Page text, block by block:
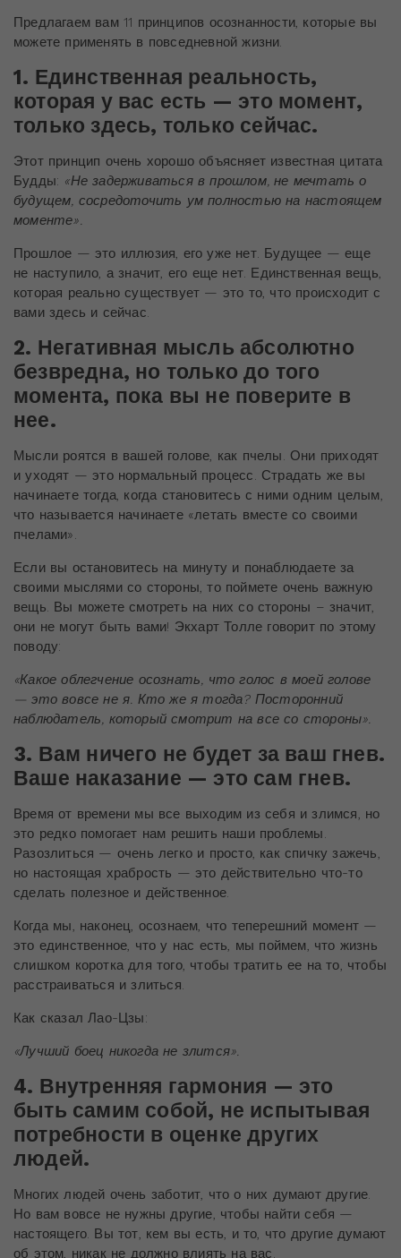
Предлагаем вам 11 принципов осознанности, которые вы
можете применять в повседневной жизни.
1. Единственная реальность,
которая у вас есть — это момент,
только здесь, только сейчас.
Этот принцип очень хорошо объясняет известная цитата
Будды: «Не задерживаться в прошлом, не мечтать о
будущем, сосредоточить ум полностью на настоящем
моменте».
Прошлое — это иллюзия, его уже нет. Будущее — еще
не наступило, а значит, его еще нет. Единственная вещь,
которая реально существует — это то, что происходит с
вами здесь и сейчас.
2. Негативная мысль абсолютно
безвредна, но только до того
момента, пока вы не поверите в
нее.
Мысли роятся в вашей голове, как пчелы. Они приходят
и уходят — это нормальный процесс. Страдать же вы
начинаете тогда, когда становитесь с ними одним целым,
что называется начинаете «летать вместе со своими
пчелами».
Если вы остановитесь на минуту и понаблюдаете за
своими мыслями со стороны, то поймете очень важную
вещь. Вы можете смотреть на них со стороны – значит,
они не могут быть вами! Экхарт Толле говорит по этому
поводу:
«Какое облегчение осознать, что голос в моей голове
— это вовсе не я. Кто же я тогда? Посторонний
наблюдатель, который смотрит на все со стороны».
3. Вам ничего не будет за ваш гнев.
Ваше наказание — это сам гнев.
Время от времени мы все выходим из себя и злимся, но
это редко помогает нам решить наши проблемы.
Разозлиться — очень легко и просто, как спичку зажечь,
но настоящая храбрость — это действительно что-то
сделать полезное и действенное.
Когда мы, наконец, осознаем, что теперешний момент —
это единственное, что у нас есть, мы поймем, что жизнь
слишком коротка для того, чтобы тратить ее на то, чтобы
расстраиваться и злиться.
Как сказал Лао-Цзы:
«Лучший боец ​​никогда не злится».
4. Внутренняя гармония — это
быть самим собой, не испытывая
потребности в оценке других
людей.
Многих людей очень заботит, что о них думают другие.
Но вам вовсе не нужны другие, чтобы найти себя —
настоящего. Вы тот, кем вы есть, и то, что другие думают
об этом, никак не должно влиять на вас.